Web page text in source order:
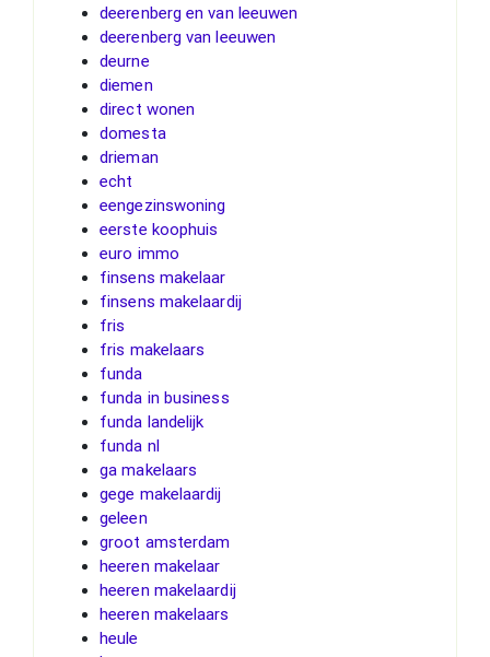
deerenberg en van leeuwen
deerenberg van leeuwen
deurne
diemen
direct wonen
domesta
drieman
echt
eengezinswoning
eerste koophuis
euro immo
finsens makelaar
finsens makelaardij
fris
fris makelaars
funda
funda in business
funda landelijk
funda nl
ga makelaars
gege makelaardij
geleen
groot amsterdam
heeren makelaar
heeren makelaardij
heeren makelaars
heule